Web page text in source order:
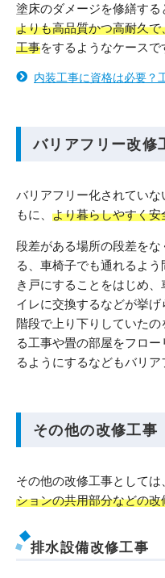
塗床のダメージを修繕する
よりも高品質かつ高耐久
工事をするようなケースで
内装工事に資格は必要？
バリアフリー改修
バリアフリー化されてい
もに、 より暮らしやすく
段差がある場所の段差を
る、車椅子でも通れるよ
き戸にすることをはじめ
イレに交換するなどが挙げ
階段で上り下りしていた
る工事や畳の部屋をフロ
るようにするなどもバリア
その他の改修工事
その他の改修工事としては
ションの共用部分などの改
排水設備改修工事